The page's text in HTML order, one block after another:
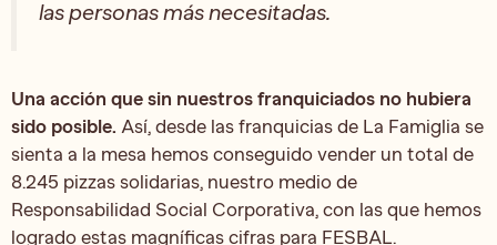
las personas más necesitadas.
Una acción que sin nuestros franquiciados no hubiera
sido posible. Así, desde las franquicias de La Famiglia se
sienta a la mesa hemos conseguido vender un total de
8.245 pizzas solidarias, nuestro medio de
Responsabilidad Social Corporativa, con las que hemos
logrado estas magníficas cifras para FESBAL.